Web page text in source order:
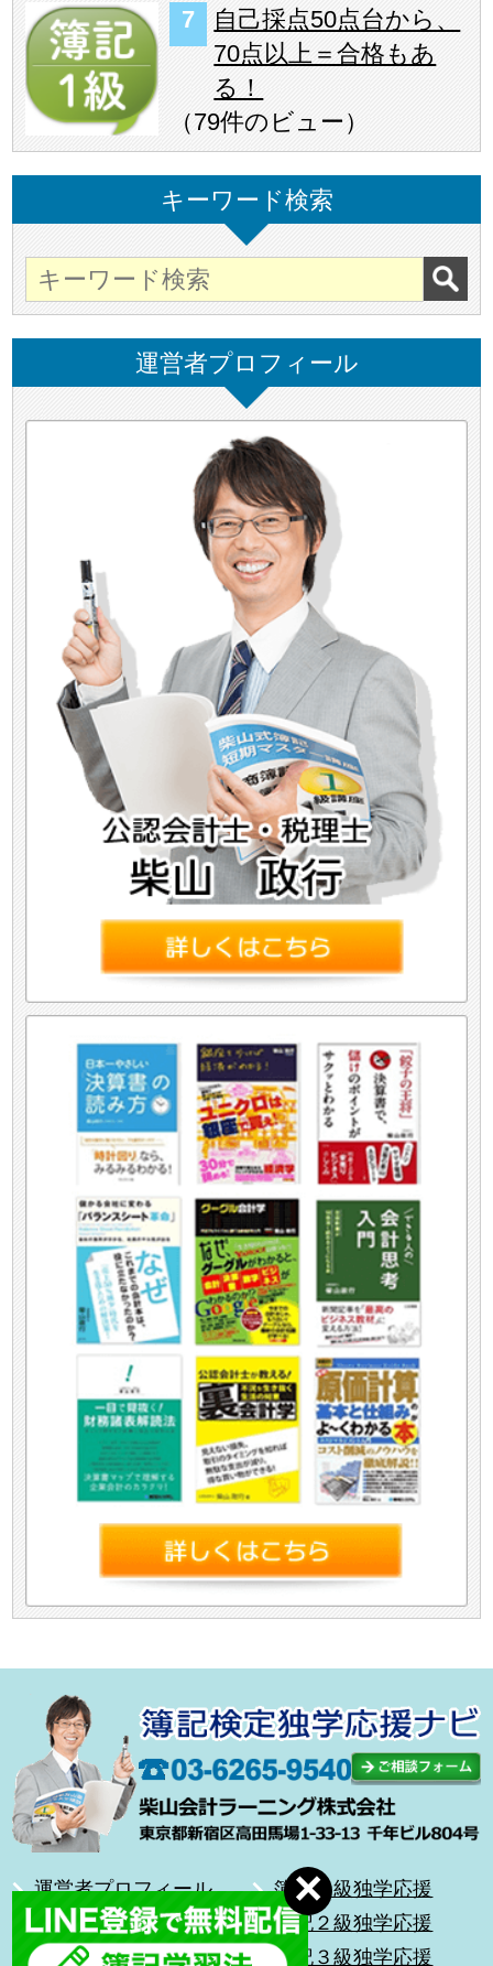
自己採点50点台から、
70点以上＝合格もあ
る！
（79件のビュー ）
キーワード検索
運営者プロフィール
運営者プロフィール
合格体験記
無料メール講座
簿記１級独学応援
簿記２級独学応援
簿記３級独学応援